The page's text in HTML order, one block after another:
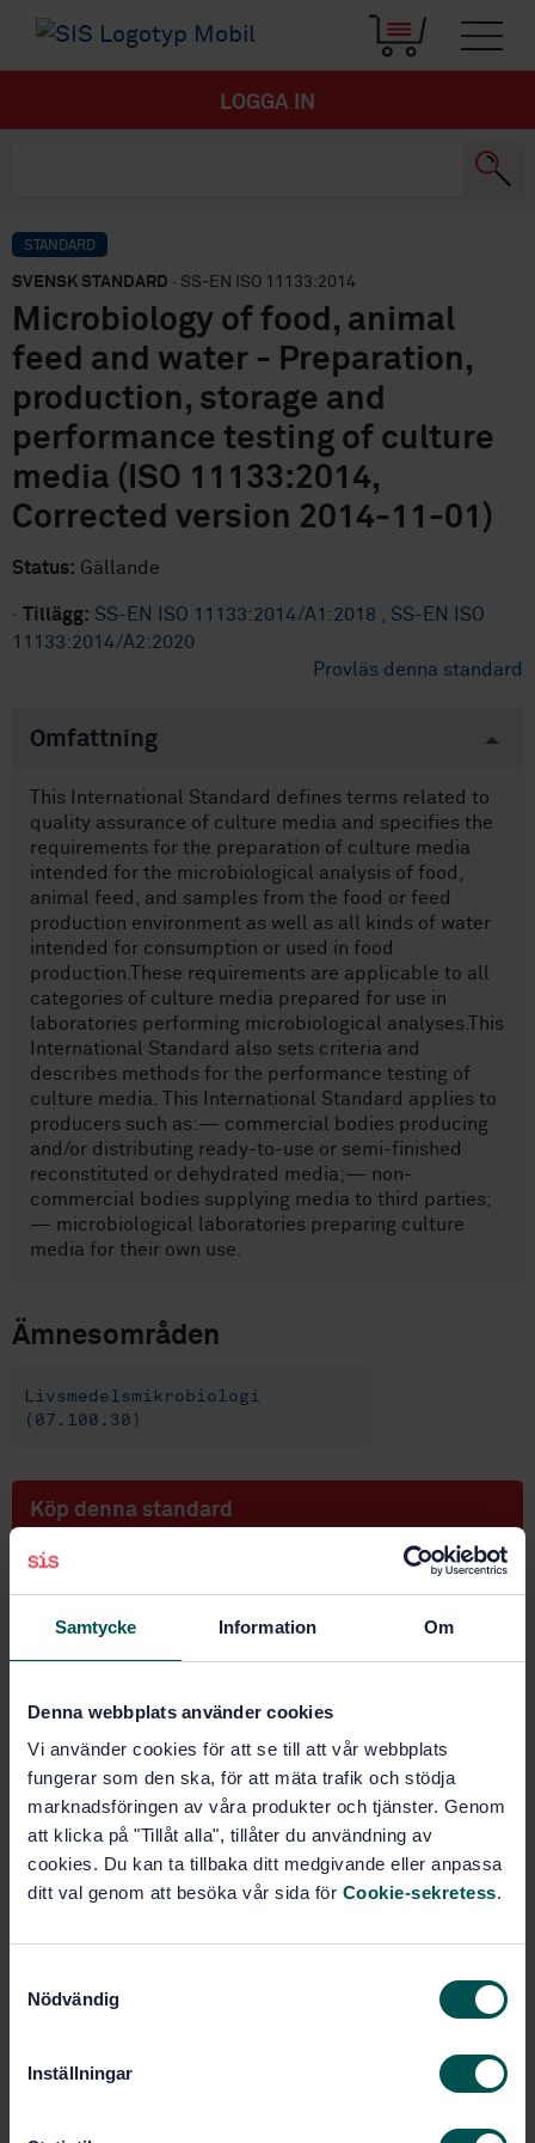
Samtycke Information Om
Denna webbplats använder cookies
Vi använder cookies för att se till att vår webbplats
fungerar som den ska, för att mäta trafik och stödja
marknadsföringen av våra produkter och tjänster. Genom
att klicka på "Tillåt alla", tillåter du användning av
cookies. Du kan ta tillbaka ditt medgivande eller anpassa
ditt val genom att besöka vår sida för Cookie-sekretess.
Nödvändig
Inställningar
LOGGA IN
STANDARD
SVENSK STANDARD · SS-EN ISO 11133:2014
Microbiology of food, animal
feed and water - Preparation,
production, storage and
performance testing of culture
media (ISO 11133:2014,
Corrected version 2014-11-01)
Status: Gällande
· Tillägg: SS-EN ISO 11133:2014/A1:2018 , SS-EN ISO
11133:2014/A2:2020
Provläs denna standard
Omfattning
This International Standard defines terms related to
quality assurance of culture media and specifies the
requirements for the preparation of culture media
intended for the microbiological analysis of food,
animal feed, and samples from the food or feed
production environment as well as all kinds of water
intended for consumption or used in food
production.These requirements are applicable to all
categories of culture media prepared for use in
laboratories performing microbiological analyses.This
International Standard also sets criteria and
describes methods for the performance testing of
culture media. This International Standard applies to
producers such as:— commercial bodies producing
and/or distributing ready-to-use or semi-finished
reconstituted or dehydrated media;— non-
commercial bodies supplying media to third parties;
— microbiological laboratories preparing culture
media for their own use.
Ämnesområden
Livsmedelsmikrobiologi
(07.100.30)
Köp denna standard
STANDARD
Microbiology of food, animal feed and water -
Preparation, production, storage and performance
version 2014-11-01)
Prenumerera på standarden - Läs mer
PDF
Lägg i varukorgen
Fler alternativ
Språk: Engelska